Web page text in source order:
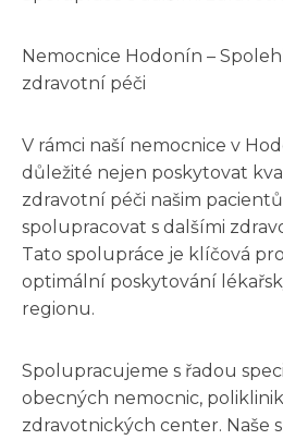
Nemocnice Hodonín –
zdravotní péči
V rámci naší nemocnice v
důležité nejen poskytovat
zdravotní péči našim
spolupracovat s dalšími
Tato spolupráce je klíčová
optimální poskytování
regionu.
Spolupracujeme s řadou
obecných nemocnic,
zdravotnických center. Naše